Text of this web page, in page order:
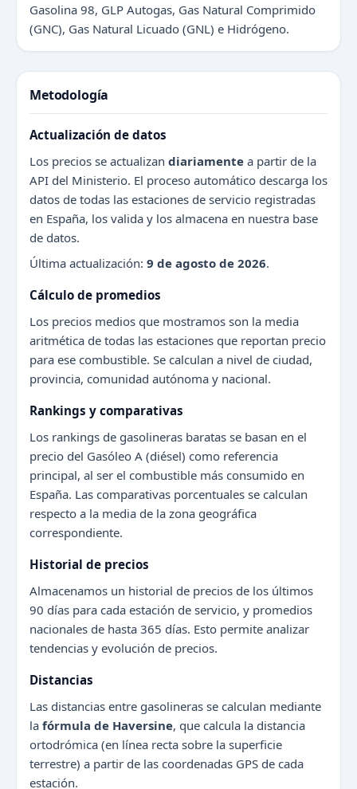
Gasolina 98, GLP Autogas, Gas Natural Comprimido
(GNC), Gas Natural Licuado (GNL) e Hidrógeno.
Metodología
Actualización de datos
Los precios se actualizan diariamente a partir de la
API del Ministerio. El proceso automático descarga los
datos de todas las estaciones de servicio registradas
en España, los valida y los almacena en nuestra base
de datos.
Última actualización: 9 de agosto de 2026.
Cálculo de promedios
Los precios medios que mostramos son la media
aritmética de todas las estaciones que reportan precio
para ese combustible. Se calculan a nivel de ciudad,
provincia, comunidad autónoma y nacional.
Rankings y comparativas
Los rankings de gasolineras baratas se basan en el
precio del Gasóleo A (diésel) como referencia
principal, al ser el combustible más consumido en
España. Las comparativas porcentuales se calculan
respecto a la media de la zona geográfica
correspondiente.
Historial de precios
Almacenamos un historial de precios de los últimos
90 días para cada estación de servicio, y promedios
nacionales de hasta 365 días. Esto permite analizar
tendencias y evolución de precios.
Distancias
Las distancias entre gasolineras se calculan mediante
la fórmula de Haversine, que calcula la distancia
ortodrómica (en línea recta sobre la superficie
terrestre) a partir de las coordenadas GPS de cada
estación.